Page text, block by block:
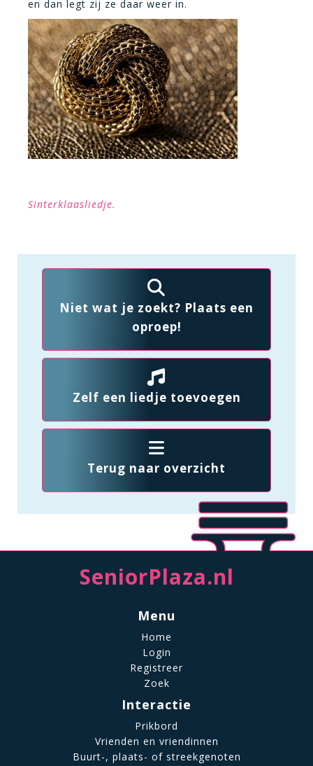
en dan legt zij ze daar weer in.
Sinterklaasliedje.
Niet wat je zoekt? Plaats een
oproep!
Zelf een liedje toevoegen
Terug naar overzicht
SeniorPlaza.nl
Menu
Home
Login
Registreer
Zoek
Interactie
Prikbord
Vrienden en vriendinnen
Buurt-, plaats- of streekgenoten